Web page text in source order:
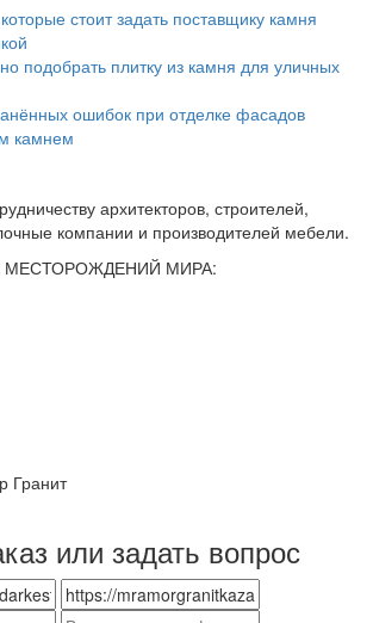
стоит задать поставщику камня
подобрать плитку из камня для уличных
ошибок при отделке фасадов
камнем
архитекторов, строителей,
компании и производителей мебели.
МЕСТОРОЖДЕНИЙ МИРА:
Гранит
или задать вопрос